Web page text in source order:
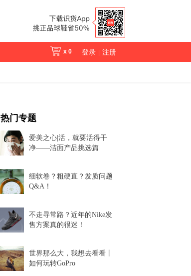
x 0 登录 注册
热门专题
爱美之心|活，就要活得干
净——洁面产品挑选篇
细软卷？粗硬直？发质问题
Q&A！
不走寻常路？近年的Nike发
售方案真的很迷！
世界那么大，我想去看看丨
如何玩转GoPro